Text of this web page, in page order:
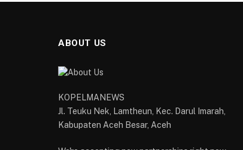
ABOUT US
KOPELMANEWS
Jl. Teuku Nek, Lamtheun, Kec. Darul Imarah,
Kabupaten Aceh Besar, Aceh